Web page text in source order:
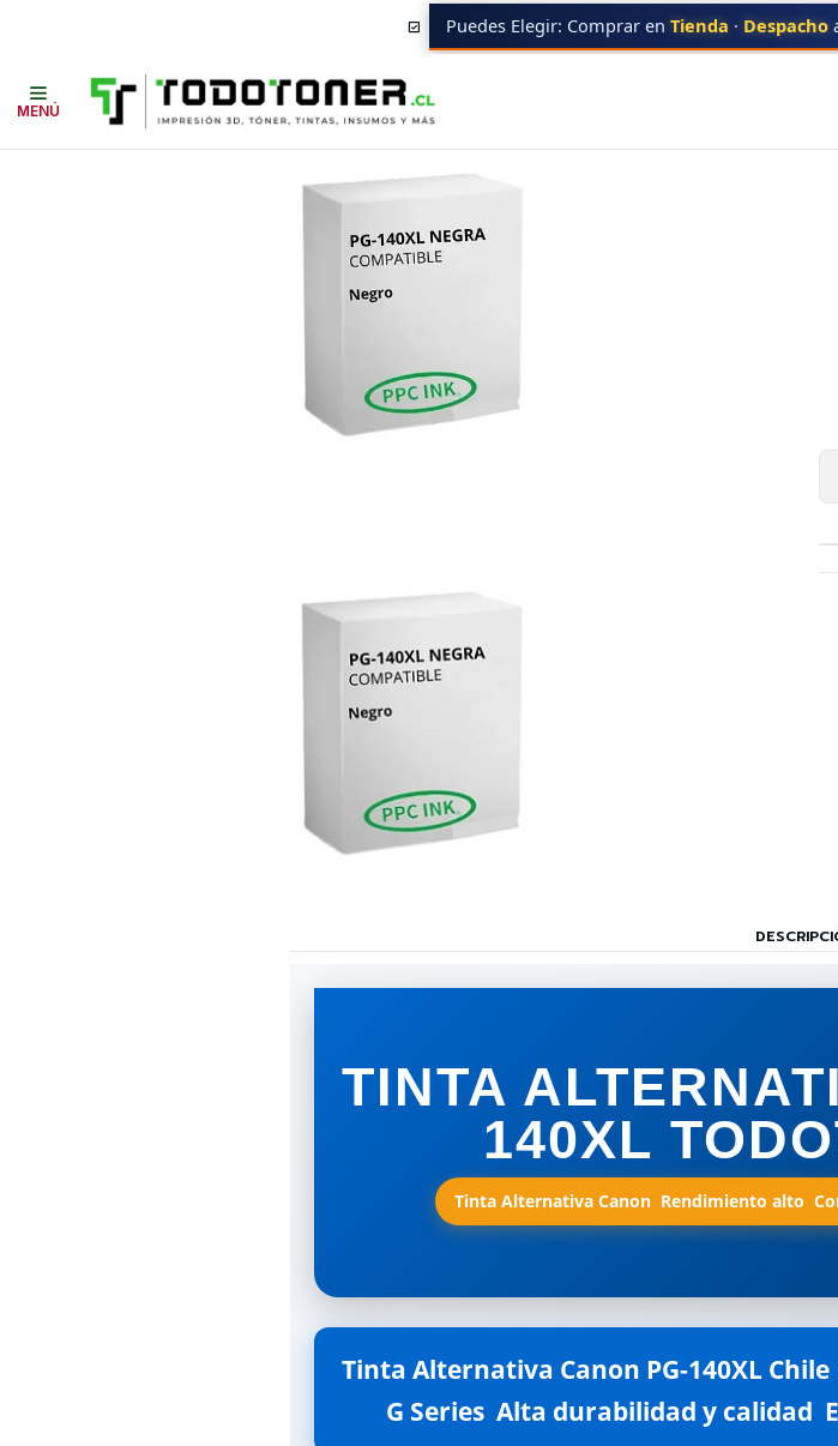
MENÚ
Puedes Elegir: Comprar en Tienda · Despacho
Canon PG-140XL Negra | Tinta | Alternativa | Marca PPC Ink
TINTA
140XL
Tinta Alternativa Canon  Rendimiento alto 
Tinta Alternativa Canon PG-140XL
G Series  Alta durabilidad y calidad